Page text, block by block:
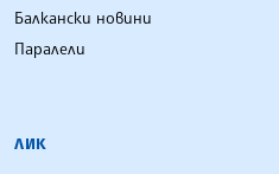
Балкански новини
Паралели
ЛИК